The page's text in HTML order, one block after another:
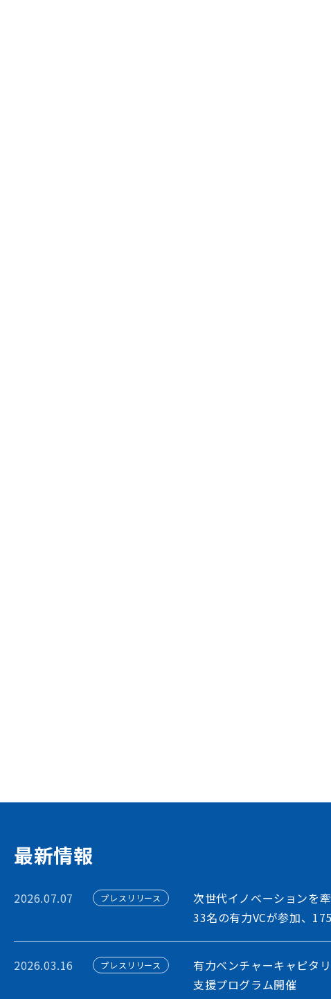
最新情報
2026.07.07 プレスリリース
次世代イノベーションを
33名の有力VCが参加、
2026.03.16 プレスリリース
有力ベンチャーキャピタ
支援プログラム開催